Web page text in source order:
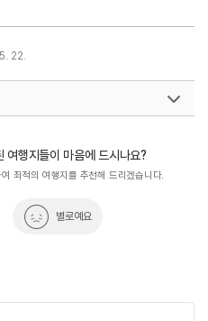
22.
여행지들이 마음에 드시나요?
최적의 여행지를 추천해 드리겠습니다.
별로예요